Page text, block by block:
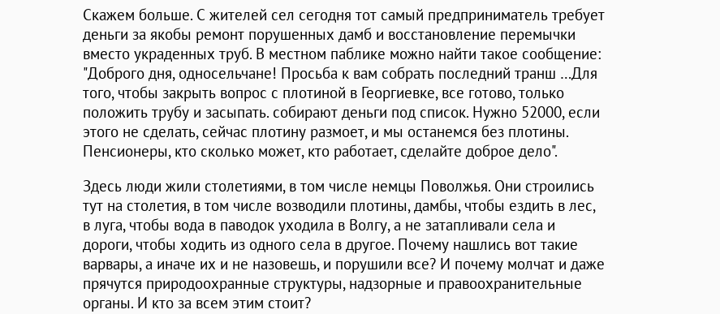
Скажем больше. С жителей сел сегодня тот самый предприниматель требует
деньги за якобы ремонт порушенных дамб и восстановление перемычки
вместо украденных труб. В местном паблике можно найти такое сообщение:
"Доброго дня, односельчане! Просьба к вам собрать последний транш …Для
того, чтобы закрыть вопрос с плотиной в Георгиевке, все готово, только
положить трубу и засыпать. собирают деньги под список. Нужно 52000, если
этого не сделать, сейчас плотину размоет, и мы останемся без плотины.
Пенсионеры, кто сколько может, кто работает, сделайте доброе дело".
Здесь люди жили столетиями, в том числе немцы Поволжья. Они строились
тут на столетия, в том числе возводили плотины, дамбы, чтобы ездить в лес,
в луга, чтобы вода в паводок уходила в Волгу, а не затапливали села и
дороги, чтобы ходить из одного села в другое. Почему нашлись вот такие
варвары, а иначе их и не назовешь, и порушили все? И почему молчат и даже
прячутся природоохранные структуры, надзорные и правоохранительные
органы. И кто за всем этим стоит?